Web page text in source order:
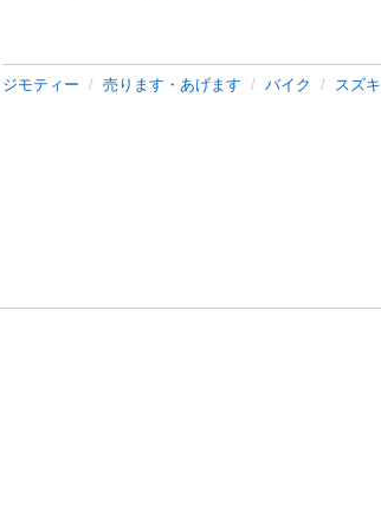
ジモティー 売ります・あげます バイク スズキ